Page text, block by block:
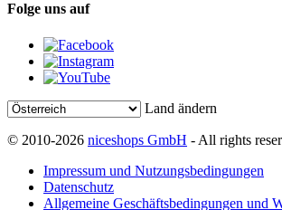
Folge uns auf
Land ändern
© 2010-2026 niceshops GmbH - All rights
Impressum und Nutzungsbedingungen
Datenschutz
Allgemeine Geschäftsbedingungen und